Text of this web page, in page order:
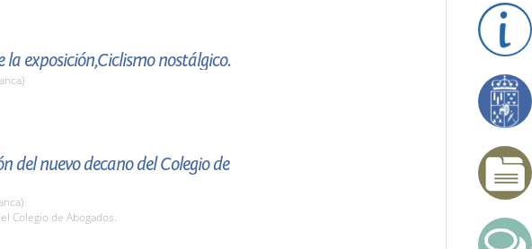
la exposición,Ciclismo nostálgico.
del nuevo decano del Colegio de
Colegio de Abogados.